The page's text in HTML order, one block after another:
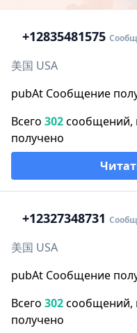
+12835481575
美国 USA
pubAt Сообщение
Всего 302сообщений,
получено
+12327348731
美国 USA
pubAt Сообщение
Всего 302сообщений,
получено